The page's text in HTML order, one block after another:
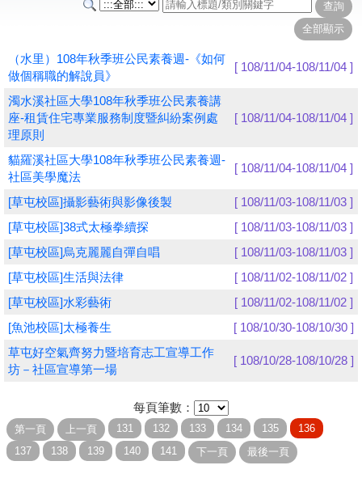
志工與社團
友站連結
網路選課
學員專區
教師專區
評委專區
校務行政
（水里）108年秋季班公民素養週-《如何
做個稱職的解說員》
[ 108/11/04-108/11/04 ]
濁水溪社區大學108年秋季班公民素養講
座-租賃住宅專業服務制度暨糾紛案例處
理原則
[ 108/11/04-108/11/04 ]
貓羅溪社區大學108年秋季班公民素養週-
社區美學魔法
[ 108/11/04-108/11/04 ]
[草屯校區]攝影藝術與影像後製
[ 108/11/03-108/11/03 ]
[草屯校區]38式太極拳續探
[ 108/11/03-108/11/03 ]
[草屯校區]烏克麗麗自彈自唱
[ 108/11/03-108/11/03 ]
[草屯校區]生活與法律
[ 108/11/02-108/11/02 ]
[草屯校區]水彩藝術
[ 108/11/02-108/11/02 ]
[魚池校區]太極養生
[ 108/10/30-108/10/30 ]
草屯好空氣齊努力暨培育志工宣導工作
坊－社區宣導第一場
[ 108/10/28-108/10/28 ]
每頁筆數：